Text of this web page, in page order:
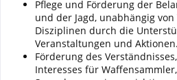
Pflege und Förderung der
und der Jagd, unabhängig
Disziplinen durch die
Veranstaltungen und Aktionen.
Förderung des
Interesses für